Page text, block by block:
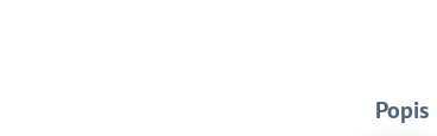
Popis